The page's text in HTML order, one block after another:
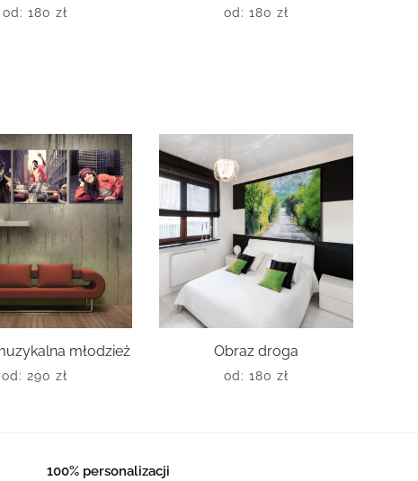
od: 180 zł od: 180 zł
młodzież
od: 290zł
Obraz droga
od: 180 zł
100% personalizacji